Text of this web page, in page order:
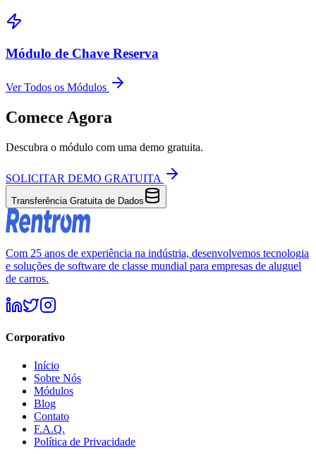
Módulo de Chave Reserva
Ver Todos os Módulos
Comece Agora
Descubra o módulo com uma demo gratuita.
SOLICITAR DEMO GRATUITA
Transferência Gratuita de Dados
Com 25 anos de experiência na indústria, desenvolvemos tecnologia
e soluções de software de classe mundial para empresas de aluguel
de carros.
Corporativo
Início
Sobre Nós
Módulos
Blog
Contato
F.A.Q.
Política de Privacidade